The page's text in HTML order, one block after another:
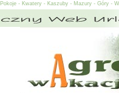
- Kwatery - Kaszuby - Mazury - Góry -